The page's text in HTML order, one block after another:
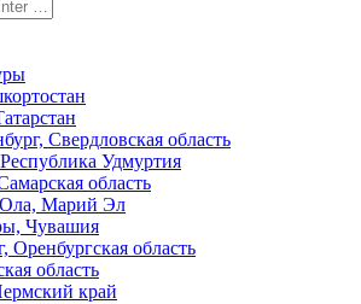
Свердловская область
Удмуртия
область
Марий Эл
Чувашия
Оренбургская область
область
край